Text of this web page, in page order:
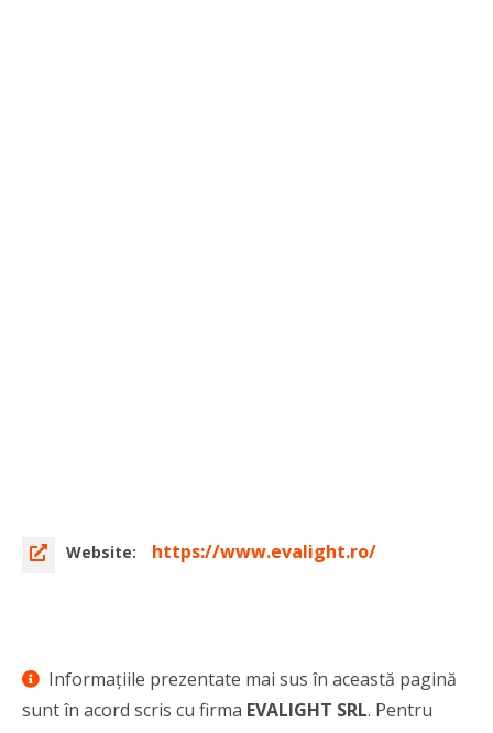
Website: https://www.evalight.ro/
Informaţiile prezentate mai sus în această pagină
sunt în acord scris cu firma EVALIGHT SRL. Pentru